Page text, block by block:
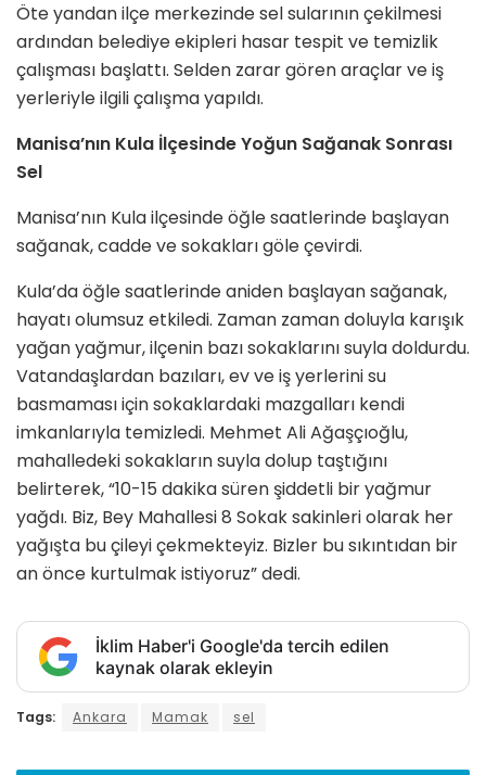
Öte yandan ilçe merkezinde sel sularının çekilmesi
ardından belediye ekipleri hasar tespit ve temizlik
çalışması başlattı. Selden zarar gören araçlar ve iş
yerleriyle ilgili çalışma yapıldı.
Manisa’nın Kula İlçesinde Yoğun Sağanak Sonrası
Sel
Manisa’nın Kula ilçesinde öğle saatlerinde başlayan
sağanak, cadde ve sokakları göle çevirdi.
Kula’da öğle saatlerinde aniden başlayan sağanak,
hayatı olumsuz etkiledi. Zaman zaman doluyla karışık
yağan yağmur, ilçenin bazı sokaklarını suyla doldurdu.
Vatandaşlardan bazıları, ev ve iş yerlerini su
basmaması için sokaklardaki mazgalları kendi
imkanlarıyla temizledi. Mehmet Ali Ağaşçıoğlu,
mahalledeki sokakların suyla dolup taştığını
belirterek, “10-15 dakika süren şiddetli bir yağmur
yağdı. Biz, Bey Mahallesi 8 Sokak sakinleri olarak her
yağışta bu çileyi çekmekteyiz. Bizler bu sıkıntıdan bir
an önce kurtulmak istiyoruz” dedi.
İklim Haber'i Google'da tercih edilen
kaynak olarak ekleyin
Tags: Ankara Mamak sel